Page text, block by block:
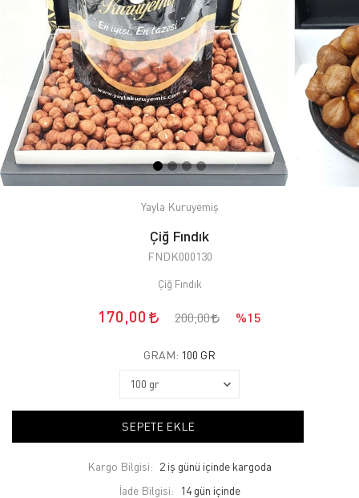
Yayla Kuruyemiş
Çiğ Fındık
FNDK000130
Çiğ Fındık
170,00 200,00 %15
GRAM: 100 GR
SEPETE EKLE
Kargo Bilgisi: 2 iş günü içinde kargoda
İade Bilgisi: